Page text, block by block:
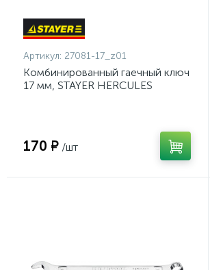
Артикул: 27081-17_z01
Комбинированный гаечный ключ
17 мм, STAYER HERCULES
170 ₽ /шт